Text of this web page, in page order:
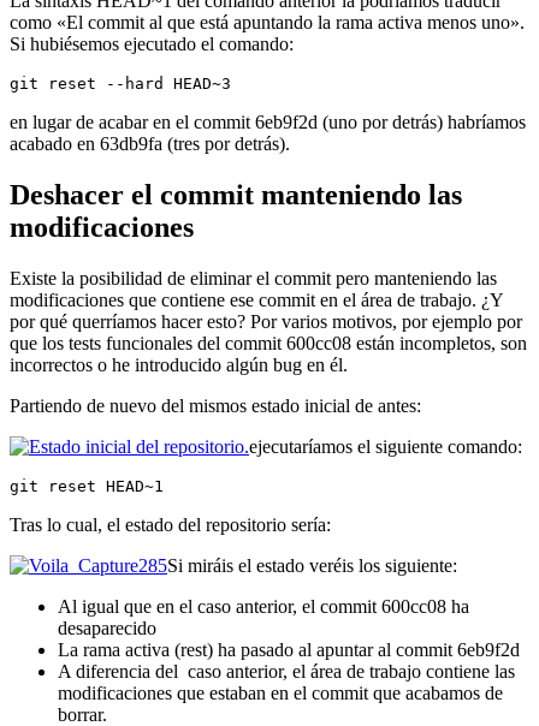
como «El commit al que está apuntando la rama activa menos uno».
Si hubiésemos ejecutado el comando:
git reset --hard HEAD~3
en lugar de acabar en el commit 6eb9f2d (uno por detrás) habríamos
acabado en 63db9fa (tres por detrás).
Deshacer el commit manteniendo las
modificaciones
Existe la posibilidad de eliminar el commit pero manteniendo las
modificaciones que contiene ese commit en el área de trabajo. ¿Y
por qué querríamos hacer esto? Por varios motivos, por ejemplo por
que los tests funcionales del commit 600cc08 están incompletos, son
incorrectos o he introducido algún bug en él.
Partiendo de nuevo del mismos estado inicial de antes:
ejecutaríamos el siguiente comando:
git reset HEAD~1
Tras lo cual, el estado del repositorio sería:
Si miráis el estado veréis los siguiente:
Al igual que en el caso anterior, el commit 600cc08 ha
desaparecido
La rama activa (rest) ha pasado al apuntar al commit 6eb9f2d
A diferencia del caso anterior, el área de trabajo contiene las
modificaciones que estaban en el commit que acabamos de
borrar.